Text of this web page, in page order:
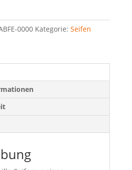
0000 Kategorie: Seifen